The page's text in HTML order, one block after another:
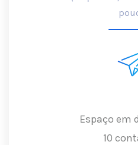
Espaço em
10